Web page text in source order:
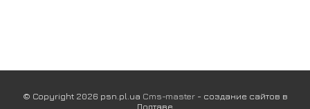
© Copyright 2026 psn.pl.ua Cms-master- создание сайтов в
Полтаве